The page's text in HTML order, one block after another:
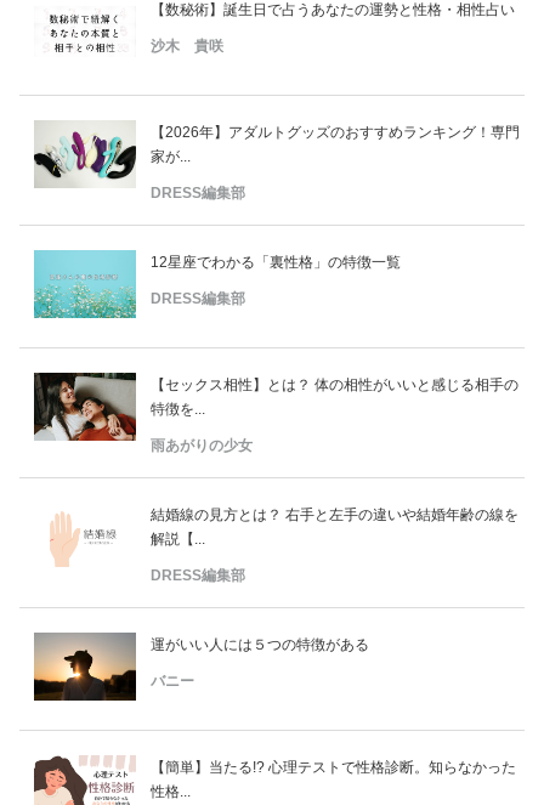
【数秘術】誕生日で占うあなたの運勢と性格・相性占い
沙木 貴咲
【2026年】アダルトグッズのおすすめランキング！専門
家が...
DRESS編集部
12星座でわかる「裏性格」の特徴一覧
DRESS編集部
【セックス相性】とは？ 体の相性がいいと感じる相手の
特徴を...
雨あがりの少女
結婚線の見方とは？ 右手と左手の違いや結婚年齢の線を
解説【...
DRESS編集部
運がいい人には５つの特徴がある
バニー
【簡単】当たる!? 心理テストで性格診断。知らなかった
性格...